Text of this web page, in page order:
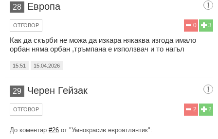
28 Европа
3
0
ОТГОВОР
Как да скърби не можа да изкара някаква изгода имало
орбан няма орбан ,тръмпана е използвач и то нагъл
15:51 15.04.2026
29 Черен Гейзак
2
2
ОТГОВОР
До коментар #26 от "Умнокрасив евроатлантик":